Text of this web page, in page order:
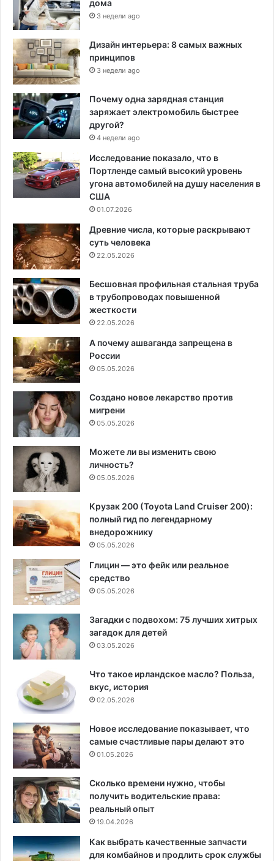
дома
3 недели ago
Дизайн интерьера: 8 самых важных
принципов
3 недели ago
Почему одна зарядная станция
заряжает электромобиль быстрее
другой?
4 недели ago
Исследование показало, что в
Портленде самый высокий уровень
угона автомобилей на душу населения в
США
01.07.2026
Древние числа, которые раскрывают
суть человека
22.05.2026
Бесшовная профильная стальная труба
в трубопроводах повышенной
жесткости
22.05.2026
А почему ашваганда запрещена в
России
05.05.2026
Создано новое лекарство против
мигрени
05.05.2026
Можете ли вы изменить свою
личность?
05.05.2026
Крузак 200 (Toyota Land Cruiser 200):
полный гид по легендарному
внедорожнику
05.05.2026
Глицин — это фейк или реальное
средство
05.05.2026
Загадки с подвохом: 75 лучших хитрых
загадок для детей
03.05.2026
Что такое ирландское масло? Польза,
вкус, история
02.05.2026
Новое исследование показывает, что
самые счастливые пары делают это
01.05.2026
Сколько времени нужно, чтобы
получить водительские права:
реальный опыт
19.04.2026
Как выбрать качественные запчасти
для комбайнов и продлить срок службы